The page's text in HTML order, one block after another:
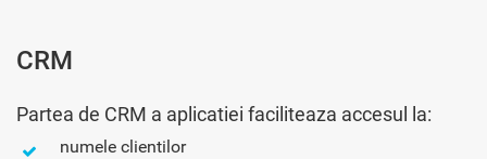
CRM
Partea de CRM a aplicatiei faciliteaza accesul la:
numele clientilor